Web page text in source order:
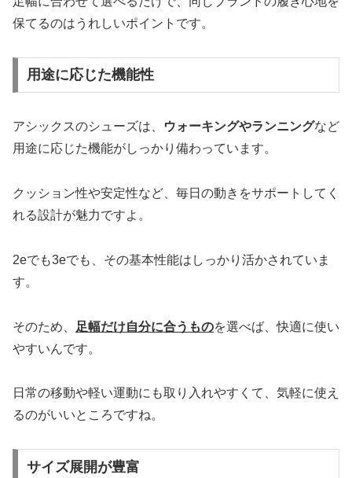
保てるのはうれしいポイントです。
用途に応じた機能性
アシックスのシューズは、 ウォーキングやランニングなど
用途に応じた機能がしっかり備わっています。
クッション性や安定性など、毎日の動きをサポートしてく
れる設計が魅力ですよ。
2eでも3eでも、その基本性能はしっかり活かされていま
す。
そのため、 足幅だけ自分に合うものを選べば、快適に使い
やすいんです。
日常の移動や軽い運動にも取り入れやすくて、気軽に使え
るのがいいところですね。
サイズ展開が豊富